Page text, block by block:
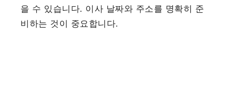
을 수 있습니다. 이사 날짜와 주소를 명확히 준
비하는 것이 중요합니다.